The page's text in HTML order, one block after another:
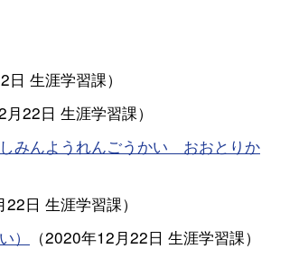
日 生涯学習課）
月22日 生涯学習課）
みんようれんごうかい おおとりか
22日 生涯学習課）
（2020年12月22日 生涯学習課）